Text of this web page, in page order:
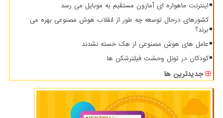
اینترنت ماهواره ای آمازون مستقیم به موبایل می رسد
کشورهای درحال توسعه چه طور از انقلاب هوش مصنوعی بهره می
برند؟
عامل های هوش مصنوعی از هک خسته نشدند
کودکان در تونل وحشت فیلترشکن ها
جدیدترین ها